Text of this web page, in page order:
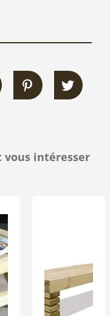
vous intéresser